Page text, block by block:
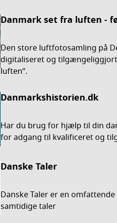
Danmark set fra luften -
Den store luftfotosamling på
digitaliseret og
luften”.
Danmarkshistorien.dk
Har du brug for hjælp til din
for adgang til kvalificeret og
Danske Taler
Danske Taler er en
samtidige taler